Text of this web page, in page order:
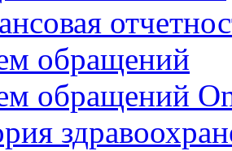
обращений
обращений